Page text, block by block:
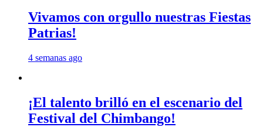
Vivamos con orgullo nuestras Fiestas
Patrias!
4 semanas ago
¡El talento brilló en el escenario del
Festival del Chimbango!